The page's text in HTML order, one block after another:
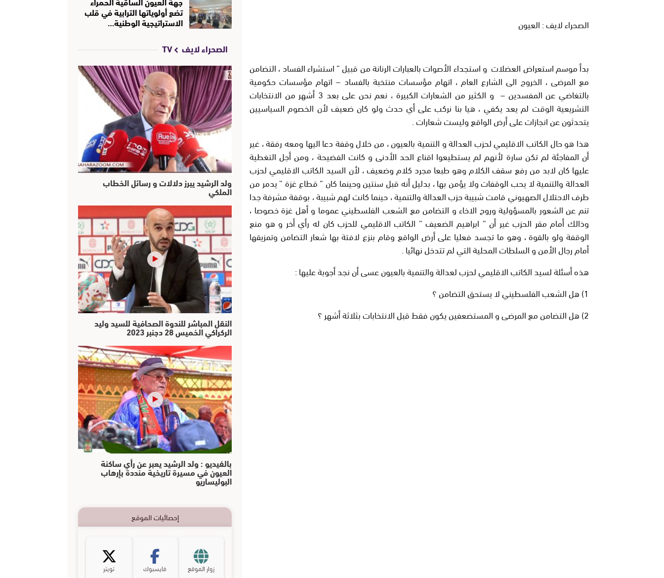
الصحراء لايف : العيون
بدأ موسم استعراض العضلات و استجداء الأصوات بالعبارات الرنانة من قبيل ” استشراء الفساد ، التضامن
مع المرضى ، الخروج الى الشارع العام ، اتهام مؤسسات منتخبة بالفساد – اتهام مؤسسات حكومية
بالتغاضي عن المفسدين – و الكثير من الشعارات الكبيرة ، نعم نحن على بعد 3 أشهر من الانتخابات
التشريعية الوقت لم يعد يكفي ، هيا بنا نركب على أي حدث ولو كان ضعيف لأن الخصوم السياسيين
يتحدثون عن انجازات على أرض الواقع وليست شعارات .
هذا هو حال الكاتب الاقليمي لحزب العدالة و التنمية بالعيون ، من خلال وقفة دعا اليها ومعه رفقة ، غير
أن المفاجئة لم تكن سارة لأنهم لم يستطيعوا اقناع الحد الأدنى و كانت الفضيحة ، ومن أجل التغطية
عليها كان لابد من رفع سقف الكلام وهو طبعا مجرد كلام وضعيف ، لأن السيد الكاتب الاقليمي لحزب
العدالة والتنمية لا يحب الوقفات ولا يؤمن بها ، بدليل أنه قبل سنتين وحينما كان ” قطاع غزة ” يدمر من
طرف الاحتلال الصهيوني قامت شبيبة حزب العدالة والتنمية ، حينما كانت لهم شبيبة ، بوقفة مشرفة جدا
تنم عن الشعور بالمسؤولية وروح الاخاء و التضامن مع الشعب الفلسطيني عموما و أهل غزة خصوصا ،
وذالك أمام مقر الحزب غير أن ” ابراهيم الضعيف ” الكاتب الاقليمي للحزب كان له رأي أخر و هو منع
الوقفة ولو بالقوة ، وهو ما تجسد فعليا على أرض الواقع وقام بنزع لافتة بها شعار التضامن وتمزيقها
أمام رجال الأمن و السلطات المحلية التي لم تتدخل نهائيا .
هذه أسئلة لسيد الكاتب الاقليمي لحزب لعدالة والتنمية بالعيون عسى أن نجد أجوبة عليها :
1) هل الشعب الفلسطيني لا يستحق التضامن ؟
2) هل التضامن مع المرضى و المستضعفين يكون فقط قبل الانتخابات بثلاثة أشهر ؟
تضع أولوياتها الترابية في قلب
الاستراتيجية الوطنية…
الصحراء لايف TV
ولد الرشيد يبرز دلالات و رسائل الخطاب
الملكي
النقل المباشر للندوة الصحافية للسيد وليد
الركراكي الخميس 28 دجنبر 2023
بالفيديو : ولد الرشيد يعبر عن رأي ساكنة
العيون في مسيرة تاريخية منددة بإرهاب
البوليساريو
إحصائيات الموقع
زوار الموقع فايسبوك تويتر